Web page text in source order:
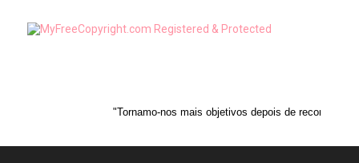
"Tornamo-nos mais objetivos depois de reconhecermos a nossa